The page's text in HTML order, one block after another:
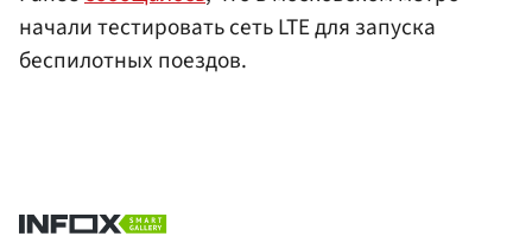
начали тестировать сеть LTE для запуска
беспилотных поездов.